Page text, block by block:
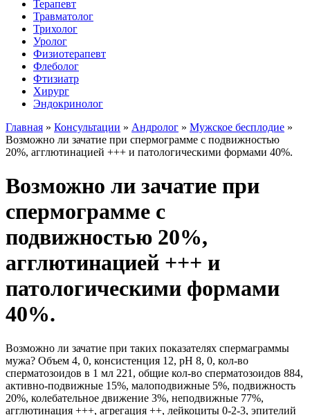
Терапевт
Травматолог
Трихолог
Уролог
Физиотерапевт
Флеболог
Фтизиатр
Хирург
Эндокринолог
Главная » Консультации » Андролог » Мужское бесплодие »
Возможно ли зачатие при спермограмме с подвижностью
20%, агглютинацией +++ и патологическими формами 40%.
Возможно ли зачатие при
спермограмме с
подвижностью 20%,
агглютинацией +++ и
патологическими формами
40%.
Возможно ли зачатие при таких показателях спермаграммы
мужа? Объем 4, 0, консистенция 12, рН 8, 0, кол-во
сперматозоидов в 1 мл 221, общие кол-во сперматозоидов 884,
активно-подвижные 15%, малоподвижные 5%, подвижность
20%, колебательное движение 3%, неподвижные 77%,
агглютинация +++, агрегация ++, лейкоциты 0-2-3, эпителий